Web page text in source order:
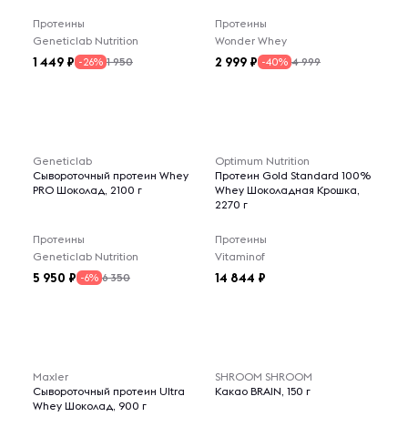
Протеины
Geneticlab Nutrition
1 449 -26% 1 950
Протеины
Wonder Whey
2 999 -40% 4 999
Geneticlab
Сывороточный протеин Whey
PRO Шоколад, 2100 г
Протеины
Geneticlab Nutrition
5 950 -6% 6 350
Optimum Nutrition
Протеин Gold Standard 100%
Whey Шоколадная Крошка,
2270 г
Протеины
Vitaminof
14 844
Maxler
Сывороточный протеин Ultra
Whey Шоколад, 900 г
SHROOM SHROOM
Какао BRAIN, 150 г